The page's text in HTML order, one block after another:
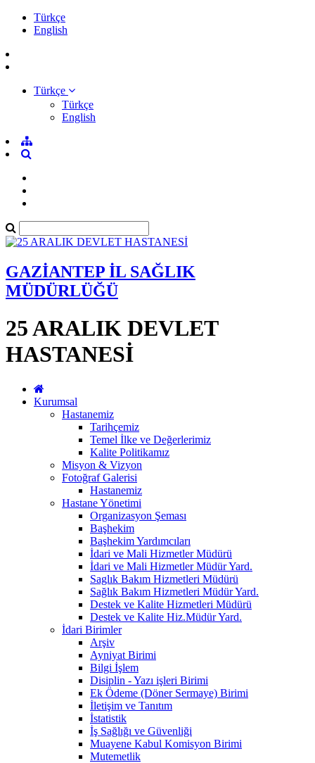
Türkçe
English
Türkçe
Türkçe
English
GAZİANTEP İL SAĞLIK
MÜDÜRLÜĞÜ
25 ARALIK DEVLET
HASTANESİ
Kurumsal
Hastanemiz
Tarihçemiz
Temel İlke ve Değerlerimiz
Kalite Politikamız
Misyon & Vizyon
Fotoğraf Galerisi
Hastanemiz
Hastane Yönetimi
Organizasyon Şeması
Başhekim
Başhekim Yardımcıları
İdari ve Mali Hizmetler Müdürü
İdari ve Mali Hizmetler Müdür Yard.
Saglık Bakım Hizmetleri Müdürü
Sağlık Bakım Hizmetleri Müdür Yard.
Destek ve Kalite Hizmetleri Müdürü
Destek ve Kalite Hiz.Müdür Yard.
İdari Birimler
Arşiv
Ayniyat Birimi
Bilgi İşlem
Disiplin - Yazı işleri Birimi
Ek Ödeme (Döner Sermaye) Birimi
İletişim ve Tanıtım
İstatistik
İş Sağlığı ve Güvenliği
Muayene Kabul Komisyon Birimi
Mutemetlik